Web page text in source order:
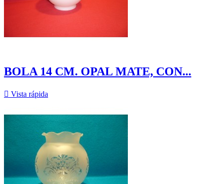
BOLA 14 CM. OPAL MATE, CON...
 Vista rápida